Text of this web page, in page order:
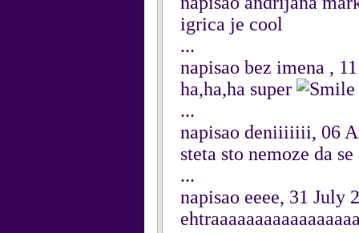
igrica je cool
...
napisao bez imena ,
ha,ha,ha super
...
napisao deniiiiiii, 06
steta sto nemoze da
...
napisao eeee, 31 July